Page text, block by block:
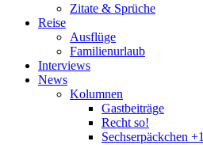
Zitate & Sprüche
Reise
Ausflüge
Familienurlaub
Interviews
News
Kolumnen
Gastbeiträge
Recht so!
Sechserpäckchen +1